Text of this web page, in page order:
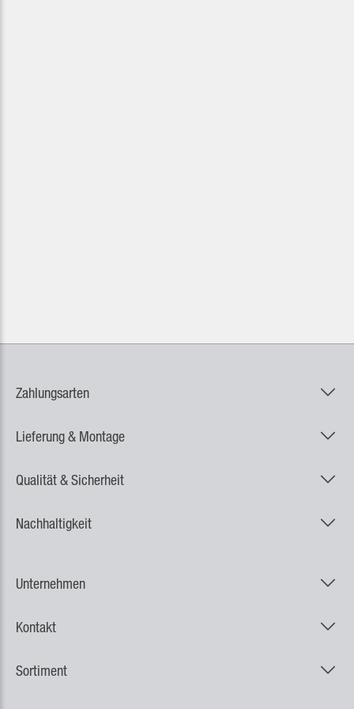
Zahlungsarten
Lieferung & Montage
Qualität & Sicherheit
Nachhaltigkeit
Unternehmen
Kontakt
Sortiment